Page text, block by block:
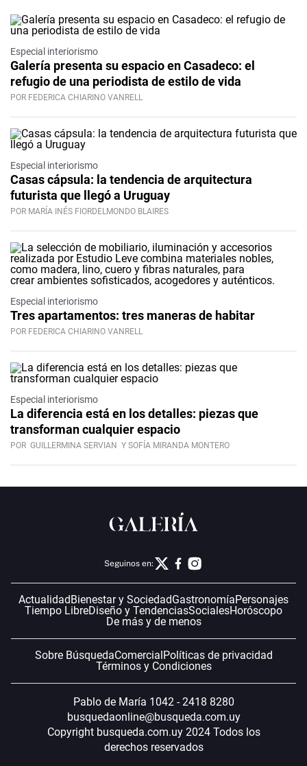
Especial interiorismo
Galería presenta su espacio en Casadeco: el
refugio de una periodista de estilo de vida
POR FEDERICA CHIARINO VANRELL
Especial interiorismo
Casas cápsula: la tendencia de arquitectura
futurista que llegó a Uruguay
POR MARÍA INÉS FIORDELMONDO BLAIRES
Especial interiorismo
Tres apartamentos: tres maneras de habitar
POR FEDERICA CHIARINO VANRELL
Especial interiorismo
La diferencia está en los detalles: piezas que
transforman cualquier espacio
POR GUILLERMINA SERVIAN Y SOFÍA MIRANDA MONTERO
Seguinos en:
Actualidad Bienestar y SociedadGastronomíaPersonajes
Tiempo LibreDiseño y TendenciasSocialesHoróscopo
De más y de menos
Sobre BúsquedaComercial Políticas de privacidad
Términos y Condiciones
Pablo de María 1042 - 2418 8280
busquedaonline@busqueda.com.uy
Copyright busqueda.com.uy 2024 Todos los
derechos reservados